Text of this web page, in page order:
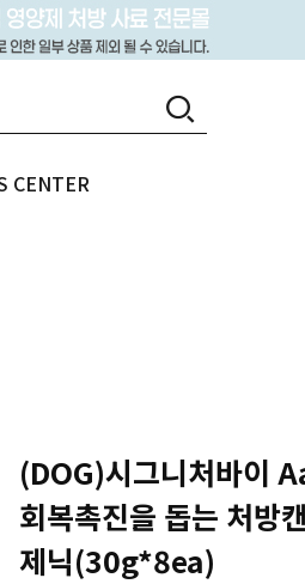
CENTER
(DOG)시그니처바이
회복촉진을 돕는 처
제닉(30g*8ea)